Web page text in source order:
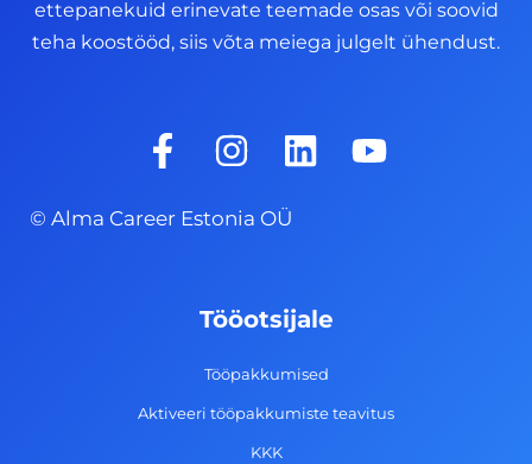
ettepanekuid erinevate teemade osas või soovid
teha koostööd, siis võta meiega julgelt ühendust.
F
a
e
-
I
n
s
t
g
a
m
L
i
d
n
Y
o
© Alma Career Estonia OÜ
Tööotsijale
Tööpakkumised
Aktiveeri tööpakkumiste teavitus
KKK